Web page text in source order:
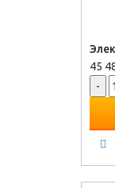
45
-